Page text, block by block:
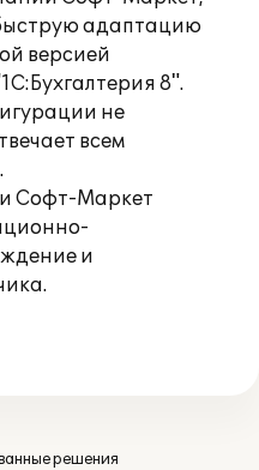
адаптацию
версией
8".
не
всем
Софт-Маркет
и
решения